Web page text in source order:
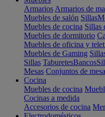
Armarios Armarios de
Muebles de salón Sillas
Muebles de cocina Sillas
Muebles de dormitorio
Muebles de oficina y
Muebles de Gaming
Sillas TaburetesBancos
Mesas Conjuntos de
Cocina
Muebles de cocina
Cocinas a medida
Accesorios de cocina